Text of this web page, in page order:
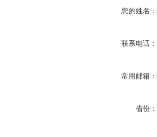
您的姓名：
联系电话：
常用邮箱：
省份：